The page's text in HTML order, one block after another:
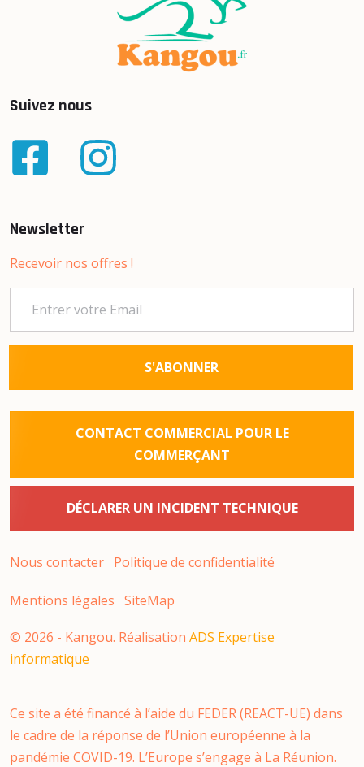
Suivez nous
Newsletter
Recevoir nos offres !
S'ABONNER
CONTACT COMMERCIAL POUR LE
COMMERÇANT
DÉCLARER UN INCIDENT TECHNIQUE
Nous contacter Politique de confidentialité
Mentions légales SiteMap
© 2026 - Kangou. Réalisation ADS Expertise
informatique
Ce site a été financé à l’aide du FEDER (REACT-UE) dans
le cadre de la réponse de l’Union européenne à la
pandémie COVID-19. L’Europe s’engage à La Réunion.